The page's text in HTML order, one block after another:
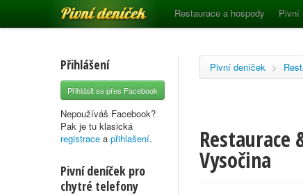
Pivní deníček Restaurace a hospody Pivní
Přihlášení
Přihlásit se přes Facebook
Nepoužíváš Facebook?
Pak je tu klasická
registrace a přihlašení.
Pivní deníček pro
chytré telefony
Pivní deníček >
Restaurace
Vysočina